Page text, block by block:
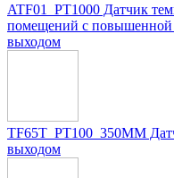
ATF01_PT1000 Датчик
помещений с
выходом
TF65T_PT100_350MM
выходом